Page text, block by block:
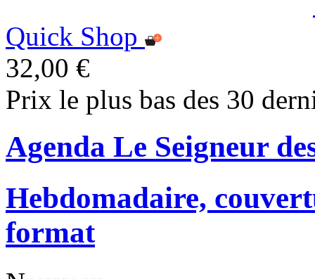
Quick Shop
32,00 €
Prix le plus bas des 30
Agenda Le Seigneur
Hebdomadaire,
format